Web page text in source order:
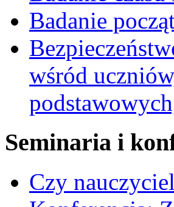
Badanie
wśród
Seminaria i
Czy